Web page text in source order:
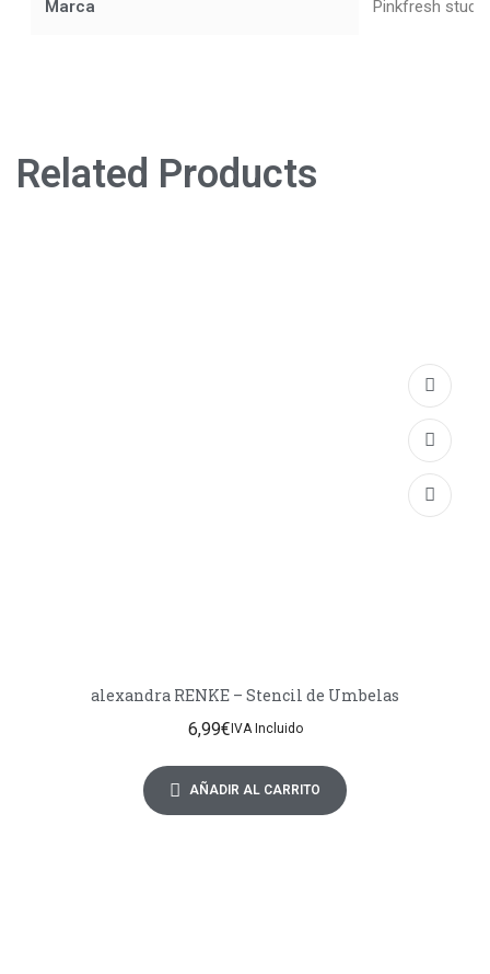
Marca Pinkfresh studio
Related Products
alexandra RENKE – Stencil de Umbelas
6,99€ IVA Incluido
AÑADIR AL CARRITO